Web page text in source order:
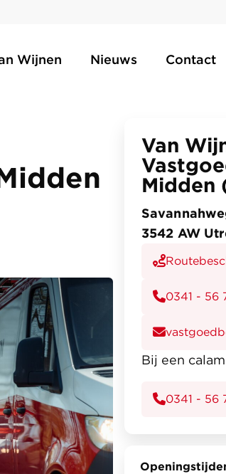
Wijnen Nieuws Contact
Van
Midden
3542 AW
0341 - 56
Bij een
0341 - 56